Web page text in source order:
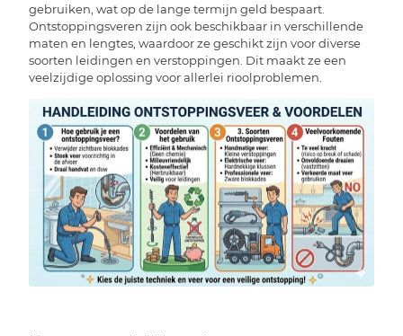
gebruiken, wat op de lange termijn geld bespaart.
Ontstoppingsveren zijn ook beschikbaar in verschillende
maten en lengtes, waardoor ze geschikt zijn voor diverse
soorten leidingen en verstoppingen. Dit maakt ze een
veelzijdige oplossing voor allerlei rioolproblemen.